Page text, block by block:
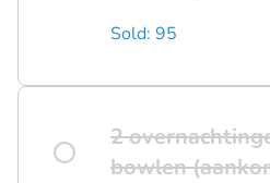
Sold: 95
2
bowlen